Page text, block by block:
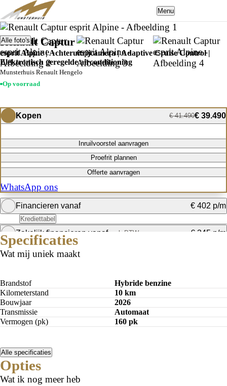
Menu
Alle foto's
Renault Captur
esprit Alpine | Achteruitrijcamera | Adaptive Cruise Control |
Elektronisch geregelde airconditioning
Munsterhuis Renault Hengelo
Op voorraad
Kopen € 41.490€ 39.490
Inruilvoorstel aanvragen
Proefrit plannen
Offerte aanvragen
WhatsApp ons
Financieren vanaf € 402 p/m
Krediettabel
Bereken mijn maandbedrag
Zakelijk financieren vanafexcl. BTW € 345 p/m
Specificaties
Wat mij uniek maakt
Brandstof
Hybride benzine
Kilometerstand
10 km
Bouwjaar
2026
Transmissie
Automaat
Vermogen (pk)
160 pk
Alle specificaties
Opties
Wat ik nog meer heb